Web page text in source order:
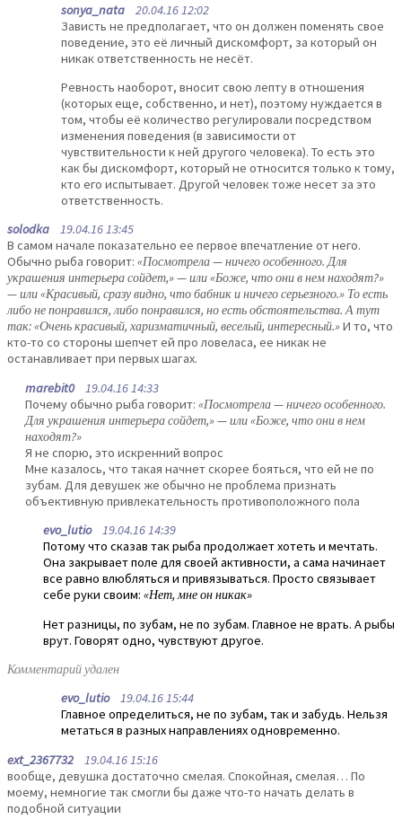
sonya_nata 20.04.16 12:02
Зависть не предполагает, что он должен поменять свое
поведение, это её личный дискомфорт, за который он
никак ответственность не несёт.
Ревность наоборот, вносит свою лепту в отношения
(которых еще, собственно, и нет), поэтому нуждается в
том, чтобы её количество регулировали посредством
изменения поведения (в зависимости от
чувствительности к ней другого человека). То есть это
как бы дискомфорт, который не относится только к тому,
кто его испытывает. Другой человек тоже несет за это
ответственность.
solodka 19.04.16 13:45
В самом начале показательно ее первое впечатление от него.
Обычно рыба говорит: «Посмотрела — ничего особенного. Для
украшения интерьера сойдет,» — или «Боже, что они в нем находят?»
— или «Красивый, сразу видно, что бабник и ничего серьезного.» То есть
либо не понравился, либо понравился, но есть обстоятельства. А тут
так: «Очень красивый, харизматичный, веселый, интересный.»И то, что
кто-то со стороны шепчет ей про ловеласа, ее никак не
останавливает при первых шагах.
marebit019.04.16 14:33
Почему обычно рыба говорит: «Посмотрела — ничего особенного.
Для украшения интерьера сойдет,» — или «Боже, что они в нем
находят?»
Я не спорю, это искренний вопрос
Мне казалось, что такая начнет скорее бояться, что ей не по
зубам. Для девушек же обычно не проблема признать
объективную привлекательность противоположного пола
evo_lutio19.04.16 14:39
Потому что сказав так рыба продолжает хотеть и мечтать.
Она закрывает поле для своей активности, а сама начинает
все равно влюбляться и привязываться. Просто связывает
себе руки своим: «Нет, мне он никак»
Нет разницы, по зубам, не по зубам. Главное не врать. А рыбы
врут. Говорят одно, чувствуют другое.
Комментарий удален
evo_lutio19.04.16 15:44
Главное определиться, не по зубам, так и забудь. Нельзя
метаться в разных направлениях одновременно.
ext_2367732 19.04.16 15:16
вообще, девушка достаточно смелая. Спокойная, смелая… По
моему, немногие так смогли бы даже что-то начать делать в
подобной ситуации